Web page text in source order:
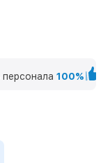
100%